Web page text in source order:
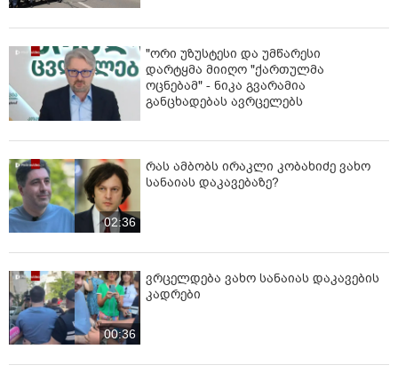
"ორი უზუსტესი და უმწარესი
დარტყმა მიიღო "ქართულმა
ოცნებამ" - ნიკა გვარამია
განცხადებას ავრცელებს
02:36
რას ამბობს ირაკლი კობახიძე ვახო
სანაიას დაკავებაზე?
00:36
ვრცელდება ვახო სანაიას დაკავების
კადრები